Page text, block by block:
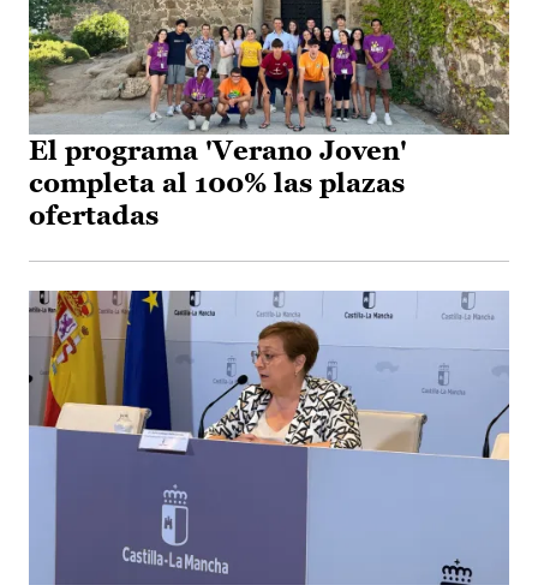
El programa 'Verano Joven'
completa al 100% las plazas
ofertadas